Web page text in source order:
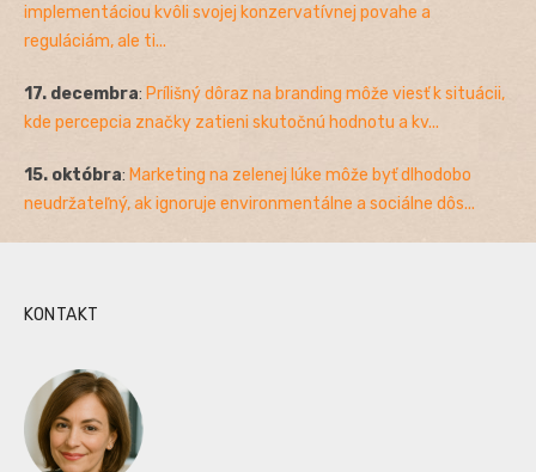
implementáciou kvôli svojej konzervatívnej povahe a
reguláciám, ale ti...
17. decembra: Prílišný dôraz na branding môže viesť k situácii,
kde percepcia značky zatieni skutočnú hodnotu a kv...
15. októbra: Marketing na zelenej lúke môže byť dlhodobo
neudržateľný, ak ignoruje environmentálne a sociálne dôs...
KONTAKT